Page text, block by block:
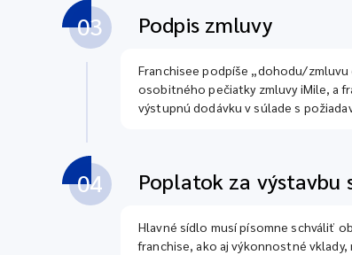
03 Podpis zmluvy
Franchisee podpíše „dohodu/
osobitného pečiatky zmluvy iMile, a
výstupnú dodávku v súlade s
04 Poplatok za výstavbu
Hlavné sídlo musí písomne schváliť
franchise, ako aj výkonnostné